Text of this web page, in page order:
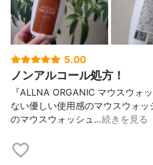
5.00
ノンアルコール処方！
『ALLNA ORGANIC マウスウォ
ない優しい使用感のマウスウォッ
のマウスウォッシュ…続きを見る